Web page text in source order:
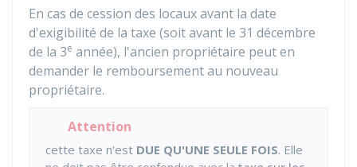
En cas de cession des locaux avant la date
d'exigibilité de la taxe (soit avant le 31 décembre
de la 3e année), l'ancien propriétaire peut en
demander le remboursement au nouveau
propriétaire.
Attention
cette taxe n'est DUE QU'UNE SEULE FOIS. Elle